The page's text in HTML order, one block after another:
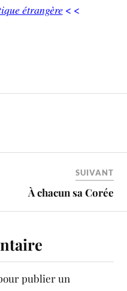
étrangère< <
SUIVANT
À chacun sa Corée
publier un